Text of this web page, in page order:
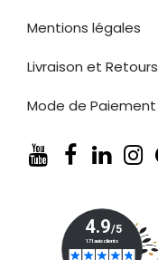
Mentions légales
Livraison et Retours
Mode de Paiement